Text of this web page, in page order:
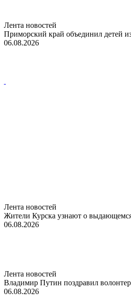
Лента новостей
Приморский край объединил детей
06.08.2026
Лента новостей
Жители Курска узнают о
06.08.2026
Лента новостей
Владимир Путин поздравил
06.08.2026